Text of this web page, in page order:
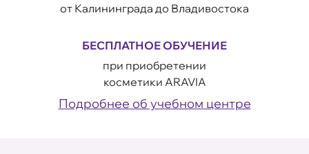
от Калининграда до Владивостока
БЕСПЛАТНОЕ ОБУЧЕНИЕ
при приобретении
косметики ARAVIA
Подробнее об учебном центре